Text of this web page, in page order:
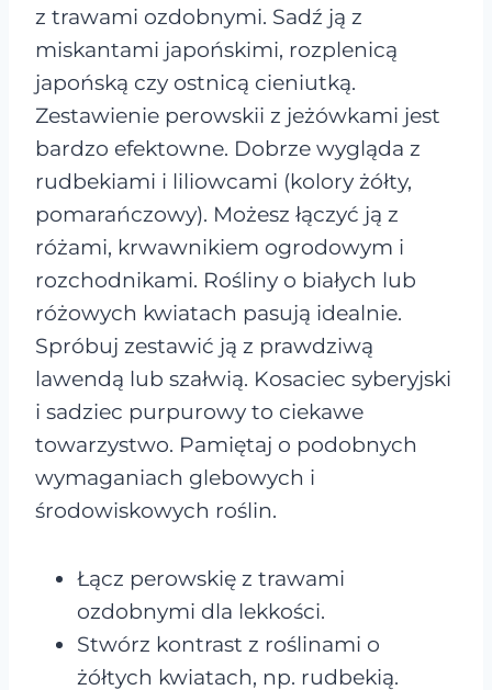
z trawami ozdobnymi. Sadź ją z
miskantami japońskimi, rozplenicą
japońską czy ostnicą cieniutką.
Zestawienie perowskii z jeżówkami jest
bardzo efektowne. Dobrze wygląda z
rudbekiami i liliowcami (kolory żółty,
pomarańczowy). Możesz łączyć ją z
różami, krwawnikiem ogrodowym i
rozchodnikami. Rośliny o białych lub
różowych kwiatach pasują idealnie.
Spróbuj zestawić ją z prawdziwą
lawendą lub szałwią. Kosaciec syberyjski
i sadziec purpurowy to ciekawe
towarzystwo. Pamiętaj o podobnych
wymaganiach glebowych i
środowiskowych roślin.
Łącz perowskię z trawami
ozdobnymi dla lekkości.
Stwórz kontrast z roślinami o
żółtych kwiatach, np. rudbekią.